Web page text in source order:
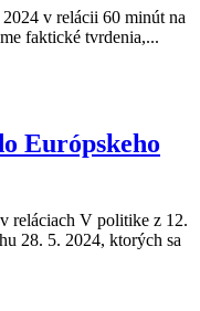
v relácii 60 minút na
faktické tvrdenia,...
Európskeho
reláciach V politike z 12.
28. 5. 2024, ktorých sa